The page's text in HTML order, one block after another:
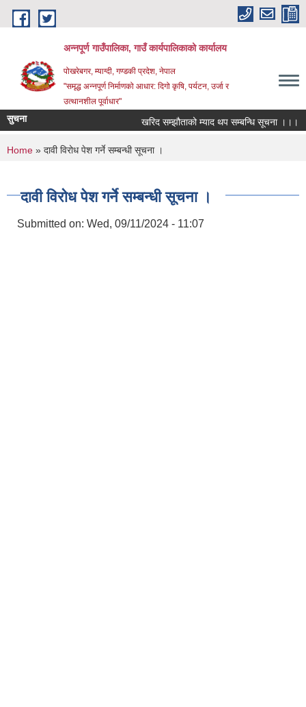
Skip to main content
अन्‍नपूर्ण गाउँपालिका, गाउँ कार्यपालिकाको कार्यालय
पोखरेबगर, म्याग्दी, गण्डकी प्रदेश, नेपाल
"समृद्ध अन्‍नपूर्ण निर्माणको आधार: दिगो कृषि, पर्यटन, उर्जा र
उत्थानशील पूर्वाधार"
सुचना खरिद सम्झौताको म्याद थप सम्बन्धि सूचना ।।।
You are here
Home » दावी विरोध पेश गर्ने सम्बन्धी सूचना ।
दावी विरोध पेश गर्ने सम्बन्धी सूचना ।
Submitted on: Wed, 09/11/2024 - 11:07